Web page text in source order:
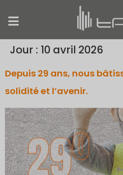
Jour : 10 avril 2026
Depuis 29 ans, nous
solidité et l’avenir.